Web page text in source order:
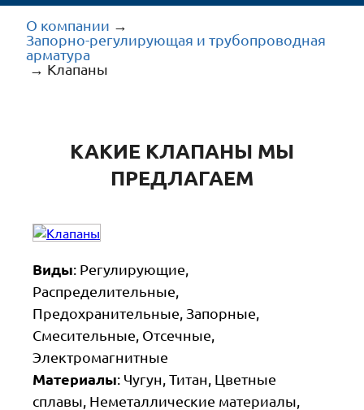
О компании →
Запорно-регулирующая и трубопроводная
арматура
→ Клапаны
КАКИЕ КЛАПАНЫ МЫ
ПРЕДЛАГАЕМ
Виды: Регулирующие,
Распределительные,
Предохранительные, Запорные,
Смесительные, Отсечные,
Электромагнитные
Материалы: Чугун, Титан, Цветные
сплавы, Неметаллические материалы,